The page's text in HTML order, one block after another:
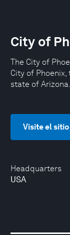
Headquarters
USA
City of
The City of
City of
state of Arizona.
Visite el